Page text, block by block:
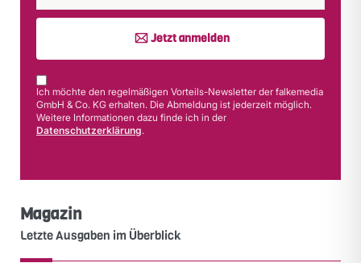
Jetzt anmelden
Ich möchte den regelmäßigen Vorteils-Newsletter der falkemedia
GmbH & Co. KG erhalten. Die Abmeldung ist jederzeit möglich.
Weitere Informationen dazu finde ich in der
Datenschutzerklärung.
Magazin
Letzte Ausgaben im Überblick